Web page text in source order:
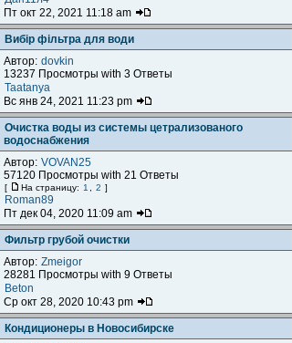
Пт окт 22, 2021 11:18 am
Вибір фільтра для води
Автор: dovkin
13237 Просмотры with 3 Ответы
Taatanya
Вс янв 24, 2021 11:23 pm
Очистка воды из системы цетрализованого
водоснабжения
Автор: VOVAN25
57120 Просмотры with 21 Ответы
[ На страницу: 1 2 ]
Roman89
Пт дек 04, 2020 11:09 am
Фильтр грубой очистки
Автор: Zmeigor
28281 Просмотры with 9 Ответы
Beton
Ср окт 28, 2020 10:43 pm
Кондиционеры в Новосибирске